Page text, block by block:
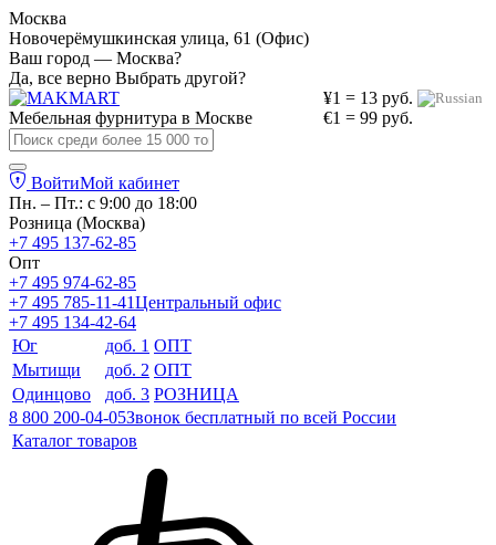
Москва
Новочерёмушкинская улица, 61 (Офис)
Ваш город — Москва?
Да, все верно Выбрать другой?
¥1 = 13 руб.
€1 = 99 руб.
Мебельная фурнитура в Москве
ВойтиМой кабинет
Пн. – Пт.: с 9:00 до 18:00
Розница (Москва)
+7 495 137-62-85
Опт
+7 495 974-62-85
+7 495 785-11-41Центральный офис
+7 495 134-42-64
Юг
доб. 1 ОПТ
Мытищи
доб. 2 ОПТ
Одинцово
доб. 3 РОЗНИЦА
8 800 200-04-05Звонок бесплатный по всей России
Каталог товаров